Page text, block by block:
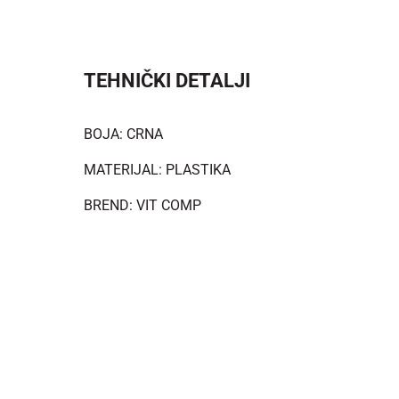
TEHNIČKI DETALJI
BOJA: CRNA
MATERIJAL: PLASTIKA
BREND: VIT COMP